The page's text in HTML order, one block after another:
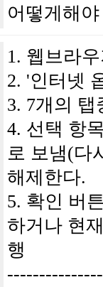
어떻게해
1. 웹브라
2. '인터넷
3. 7개의
4. 선택 항
로 보냄(다
해제한다.
5. 확인 버
하거나 현
행